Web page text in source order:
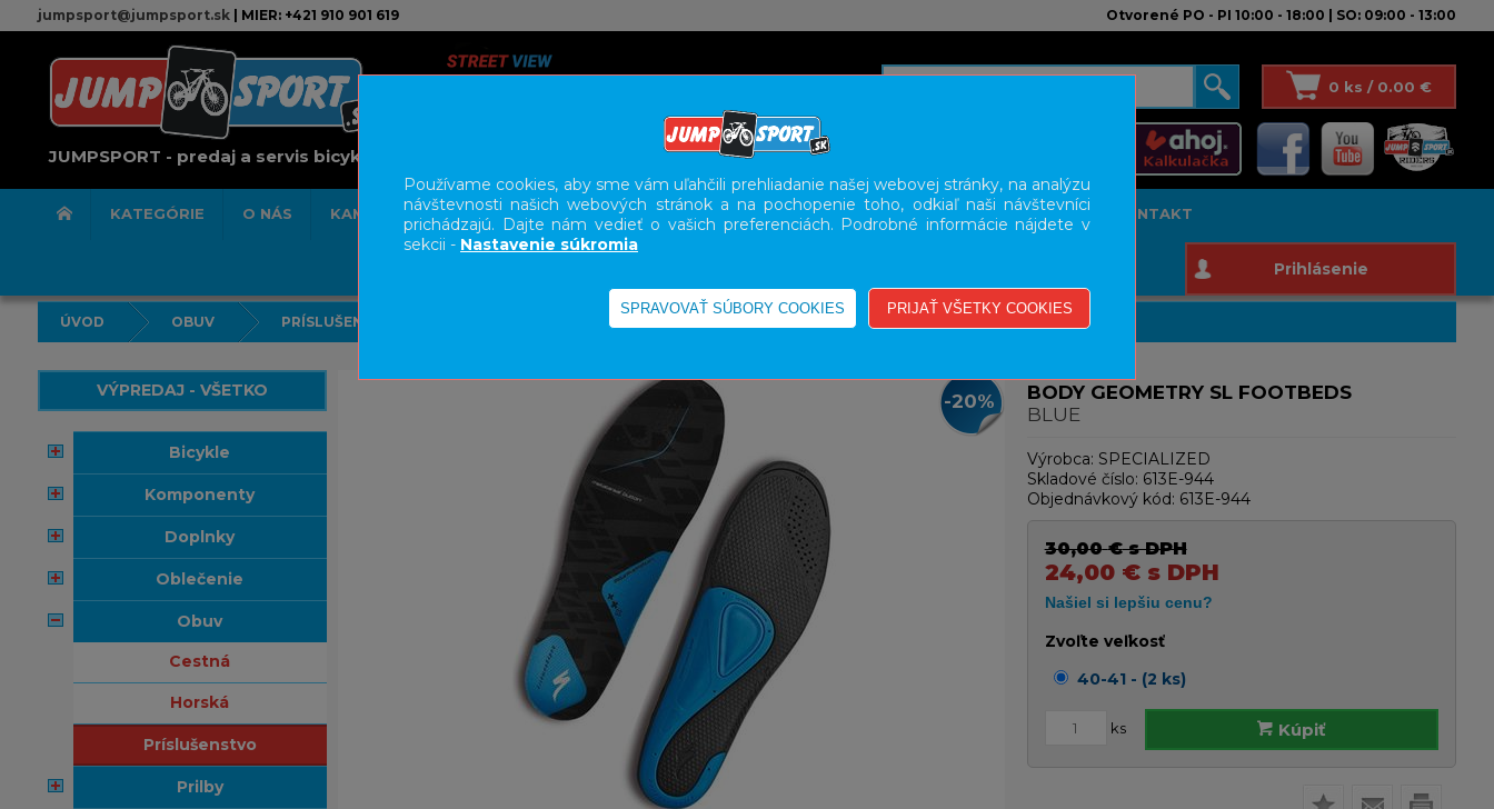
jumpsport@jumpsport.sk| MIER: +421 910 901 619 Otvorené PO - PI 10:00 - 18:00 | SO: 09:00 - 13:00
JUMPSPORT - predaj a servis bicyklov
0 ks / 0.00 €
KATEGÓRIE O NÁS KAMENNÁ PREDAJNA SERVIS SLUŽBY KARIÉRA BODY GEOMETRY FIT STUDIO KONTAKT
Prihlásenie
ÚVOD OBUV PRÍSLUŠENSTVO
VÝPREDAJ - VŠETKO
bicykle
komponenty
doplnky
oblečenie
obuv
cestná
horská
príslušenstvo
prilby
-20%
BODY GEOMETRY SL FOOTBEDS
BLUE
Výrobca: SPECIALIZED
Skladové číslo: 613E-944
Objednávkový kód: 613E-944
30,00 €s DPH
24,00 €s DPH
Zvoľte veľkosť
40-41 - (2 ks)
ks Kúpiť
Používame cookies, aby sme vám uľahčili prehliadanie našej webovej stránky, na analýzu
návštevnosti našich webových stránok a na pochopenie toho, odkiaľ naši návštevníci
prichádzajú. Dajte nám vedieť o vašich preferenciách. Podrobné informácie nájdete v
sekcii - Nastavenie súkromia